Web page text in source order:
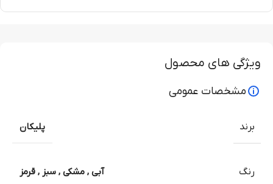
ویژگی های محصول
مشخصات عمومی
برند پلیکان
رنگ آبی , مشکی , سبز , قرمز